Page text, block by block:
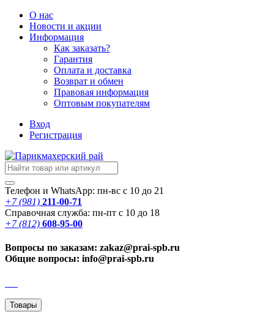
О нас
Новости и акции
Информация
Как заказать?
Гарантия
Оплата и доставка
Возврат и обмен
Правовая информация
Оптовым покупателям
Вход
Регистрация
Телефон и WhatsApp: пн-вс с 10 до 21
+7 (981) 211-00-71
Справочная служба: пн-пт с 10 до 18
+7 (812) 608-95-00
Вопросы по заказам: zakaz@prai-spb.ru
Общие вопросы: info@prai-spb.ru
Товары